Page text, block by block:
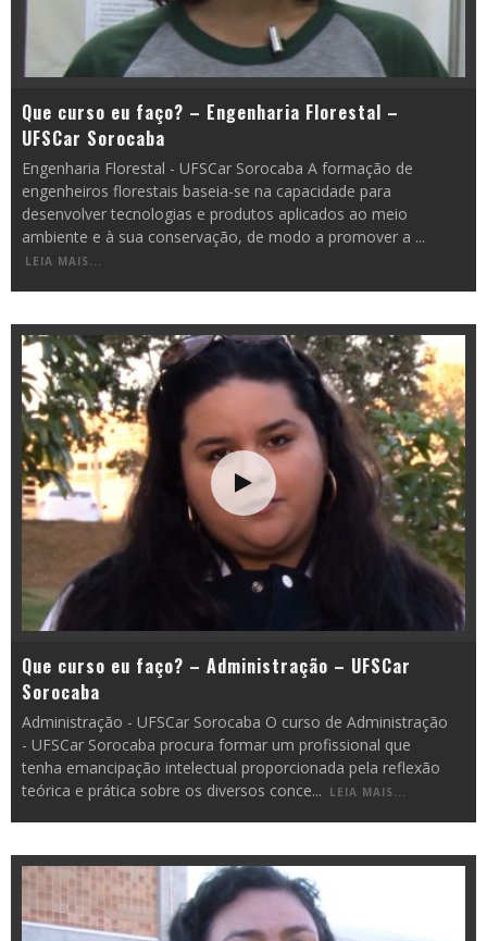
Que curso eu faço? – Engenharia Florestal –
UFSCar Sorocaba
Engenharia Florestal - UFSCar Sorocaba A formação de
engenheiros florestais baseia-se na capacidade para
desenvolver tecnologias e produtos aplicados ao meio
ambiente e à sua conservação, de modo a promover a ...
LEIA MAIS...
Que curso eu faço? – Administração – UFSCar
Sorocaba
Administração - UFSCar Sorocaba O curso de Administração
- UFSCar Sorocaba procura formar um profissional que
tenha emancipação intelectual proporcionada pela reflexão
teórica e prática sobre os diversos conce... LEIA MAIS...